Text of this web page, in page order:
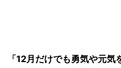
「12月だけでも勇気や元気